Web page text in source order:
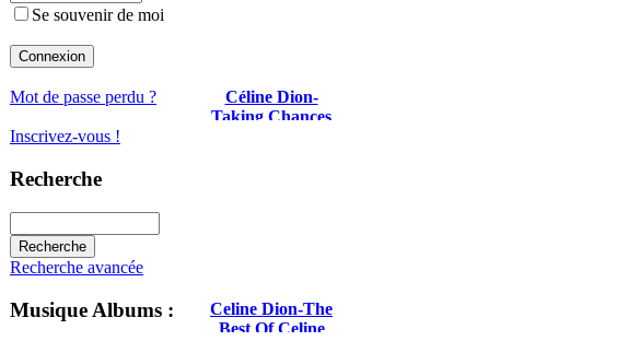
Se souvenir de moi
Mot de passe perdu ?
Inscrivez-vous !
Recherche
Recherche avancée
Musique Albums :
Céline Dion-
Taking Chances
Celine Dion-The
Best Of Celine